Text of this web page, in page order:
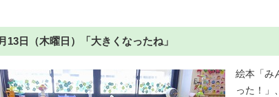
13日（木曜日）「大きくなったね」
絵本「み
った！」